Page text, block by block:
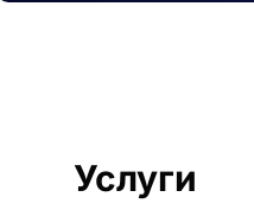
Услуги